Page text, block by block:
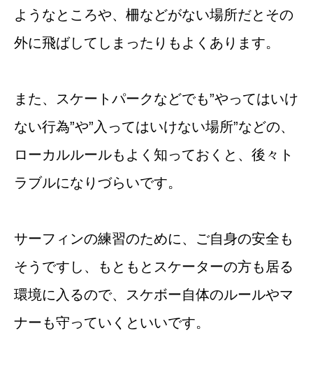
ようなところや、柵などがない場所だとその
外に飛ばしてしまったりもよくあります。
また、スケートパークなどでも”やってはいけ
ない行為”や”入ってはいけない場所”などの、
ローカルルールもよく知っておくと、後々ト
ラブルになりづらいです。
サーフィンの練習のために、ご自身の安全も
そうですし、もともとスケーターの方も居る
環境に入るので、スケボー自体のルールやマ
ナーも守っていくといいです。